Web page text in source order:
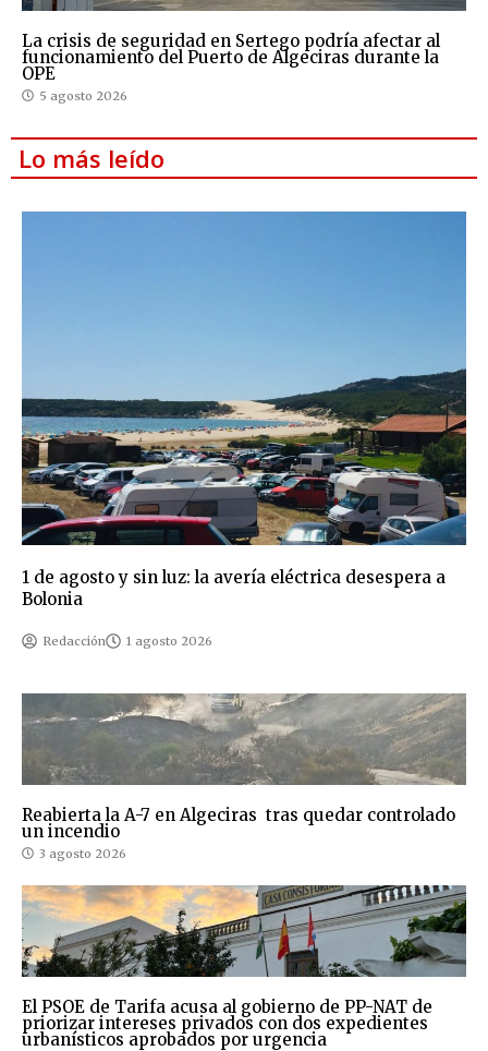
La crisis de seguridad en Sertego podría afectar al
funcionamiento del Puerto de Algeciras durante la
OPE
5 agosto 2026
Lo más leído
1 de agosto y sin luz: la avería eléctrica desespera a
Bolonia
Redacción 1 agosto 2026
Reabierta la A-7 en Algeciras tras quedar controlado
un incendio
3 agosto 2026
El PSOE de Tarifa acusa al gobierno de PP-NAT de
priorizar intereses privados con dos expedientes
urbanísticos aprobados por urgencia